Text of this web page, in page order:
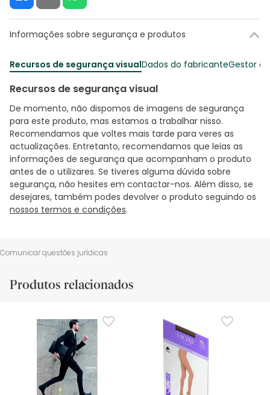
Informações sobre segurança e produtos
Recursos de segurança visualDados do fabricanteGestor
Recursos de segurança visual
De momento, não dispomos de imagens de segurança
para este produto, mas estamos a trabalhar nisso.
Recomendamos que voltes mais tarde para veres as
actualizações. Entretanto, recomendamos que leias as
informações de segurança que acompanham o produto
antes de o utilizares. Se tiveres alguma dúvida sobre
segurança, não hesites em contactar-nos. Além disso, se
desejares, também podes devolver o produto seguindo os
nossos termos e condições.
Comunicar questões jurídicas
Produtos relacionados